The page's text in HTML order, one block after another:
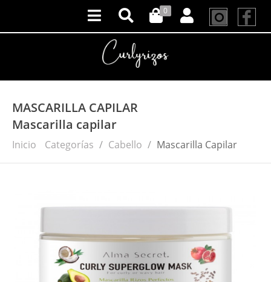
0
MASCARILLA CAPILAR
Mascarilla capilar
Inicio Categorías Cabello Mascarilla Capilar